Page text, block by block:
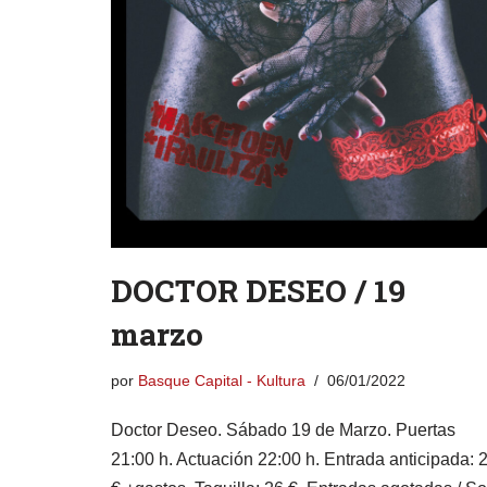
DOCTOR DESEO / 19
marzo
por Basque Capital - Kultura 06/01/2022
Doctor Deseo. Sábado 19 de Marzo. Puertas
21:00 h. Actuación 22:00 h. Entrada anticipada: